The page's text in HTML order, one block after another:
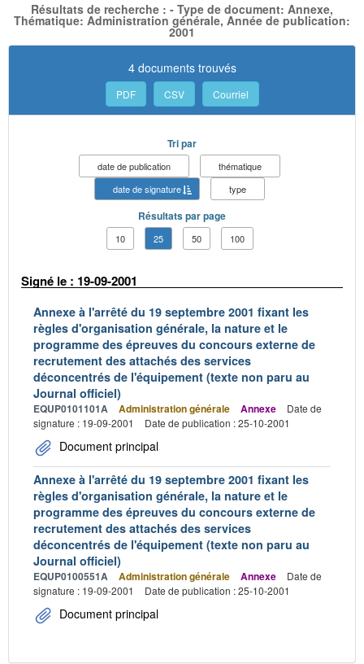
Résultats de recherche : - Type de document: Annexe,
Thématique: Administration générale, Année de publication:
2001
4 documents trouvés
PDF CSV Courriel
Tri par
date de publication
thématique
date de signature
type
Résultats par page
10 25 50 100
Signé le : 19-09-2001
Annexe à l'arrêté du 19 septembre 2001 fixant les
règles d'organisation générale, la nature et le
programme des épreuves du concours externe de
recrutement des attachés des services
déconcentrés de l'équipement (texte non paru au
Journal officiel)
EQUP0101101A Administration générale Annexe
Date de
signature : 19-09-2001
Date de publication : 25-10-2001
Document principal
Annexe à l'arrêté du 19 septembre 2001 fixant les
règles d'organisation générale, la nature et le
programme des épreuves du concours externe de
recrutement des attachés des services
déconcentrés de l'équipement (texte non paru au
Journal officiel)
EQUP0100551A Administration générale Annexe
Date de
signature : 19-09-2001
Date de publication : 25-10-2001
Document principal